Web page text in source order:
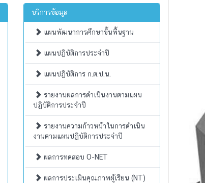
บริการข้อมูล
แผนพัฒนาการศึกษาขั้นพื้นฐาน
แผนปฏิบัติการประจำปี
แผนปฏิบัติการ ก.ต.ป.น.
รายงานผลการดำเนินงานตามแผน
ปฏิบัติการประจำปี
รายงานความก้าวหน้าในการดำเนิน
งานตามแผนปฏิบัติการประจำปี
ผลการทดสอบ O-NET
ผลการประเมินคุณภาพผู้เรียน (NT)